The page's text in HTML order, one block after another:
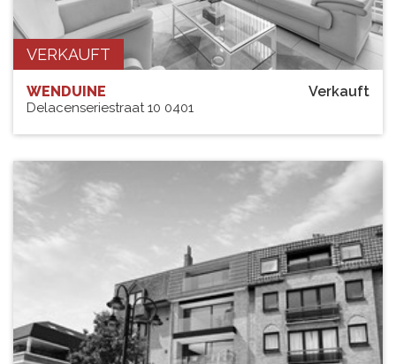
VERKAUFT
Verkauft
WENDUINE
Delacenseriestraat 10 0401